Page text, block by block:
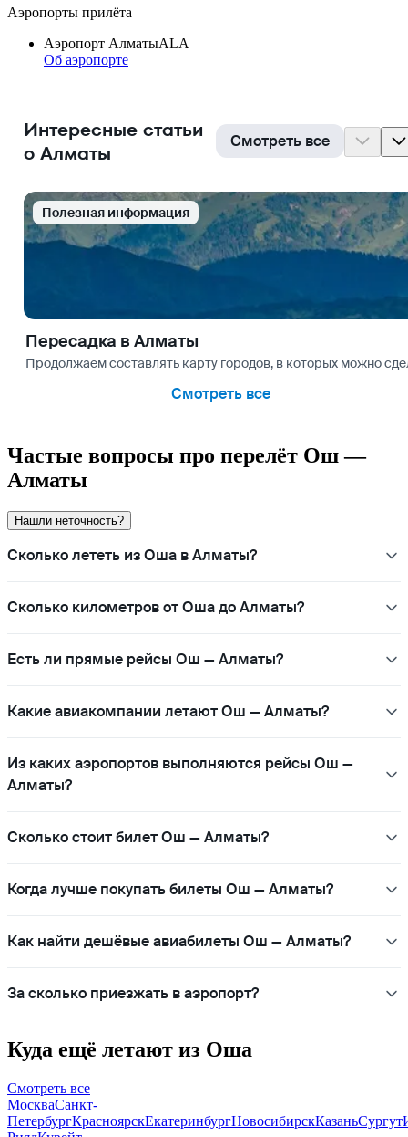
Аэропорты прилёта
Аэропорт АлматыALA
Об аэропорте
Интересные статьи
о Алматы
Смотреть все
Полезная информация
Пересадка в Алматы
Продолжаем составлять карту городов, в которых можно
Смотреть все
Частые вопросы про перелёт Ош —
Алматы
Нашли неточность?
Сколько лететь из Оша в Алматы?
Сколько километров от Оша до Алматы?
Есть ли прямые рейсы Ош — Алматы?
Какие авиакомпании летают Ош — Алматы?
Из каких аэропортов выполняются рейсы Ош —
Алматы?
Сколько стоит билет Ош — Алматы?
Когда лучше покупать билеты Ош — Алматы?
Как найти дешёвые авиабилеты Ош — Алматы?
За сколько приезжать в аэропорт?
Куда ещё летают из Оша
Смотреть все
МоскваСанкт-
ПетербургКрасноярскЕкатеринбургНовосибирскКазаньСургут